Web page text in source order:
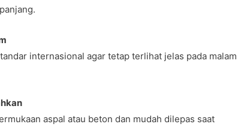
internasional agar tetap terlihat jelas pada malam
aspal atau beton dan mudah dilepas saat